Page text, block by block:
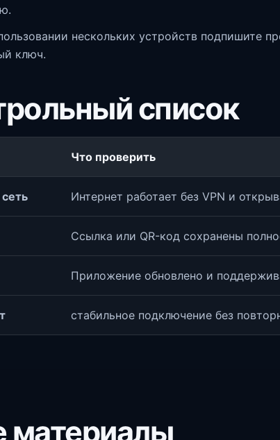
нескольких устройств подпишите
ключ.
список
Что проверить
Интернет работает без VPN и
Ссылка или QR-код сохранены
Приложение обновлено и
стабильное подключение без
материалы